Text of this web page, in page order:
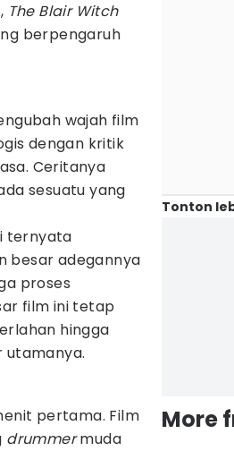
The Blair Witch
berpengaruh
wajah film
dengan kritik
Ceritanya
sesuatu yang
ternyata
besar adegannya
proses
film ini tetap
hingga
pertama. Film
drummermuda
Tonton
More